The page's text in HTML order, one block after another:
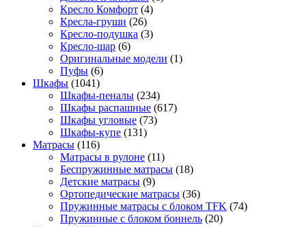
Кресло Комфорт (4)
Кресла-груши (26)
Кресло-подушка (3)
Кресло-шар (6)
Оригинальные модели (1)
Пуфы (6)
Шкафы (1041)
Шкафы-пеналы (234)
Шкафы распашные (617)
Шкафы угловые (73)
Шкафы-купе (131)
Матрасы (116)
Матрасы в рулоне (11)
Беспружинные матрасы (18)
Детские матрасы (9)
Ортопедические матрасы (36)
Пружинные матрасы с блоком TFK (74)
Пружинные с блоком боннель (20)